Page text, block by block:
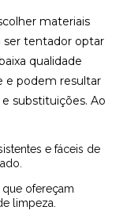
materiais
ser tentador optar
qualidade
e podem resultar
substituições. Ao
limpeza.